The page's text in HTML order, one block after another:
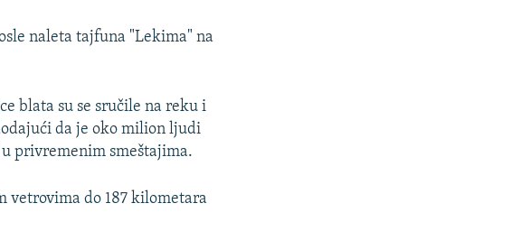
naleta tajfuna "Lekima" na
blata su se sručile na reku i
da je oko milion ljudi
privremenim smeštajima.
vetrovima do 187 kilometara